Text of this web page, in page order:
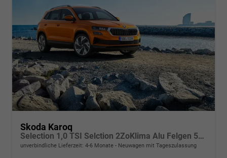
Skoda Karoq
Selection 1,0 TSI Selction 2ZoKlima Alu Felgen 5J Garantie Sitzheizung LED Scheinwerfer Tempomat
unverbindliche Lieferzeit: 4-6 Monate Neuwagen mit Tageszulassung